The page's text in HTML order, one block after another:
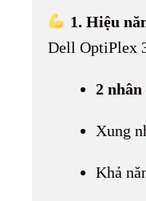
1. Hiệu
Dell OptiPlex
2 nhân
Xung
Khả